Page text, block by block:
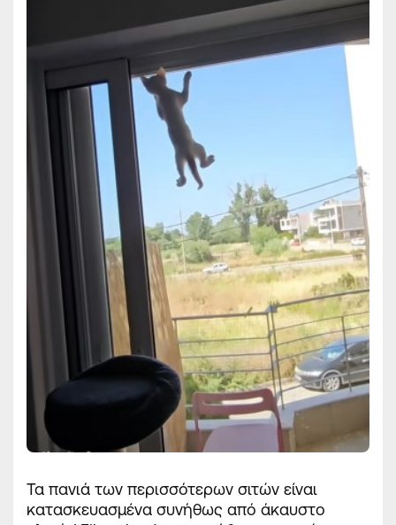
Τα πανιά των περισσότερων σιτών είναι
κατασκευασμένα συνήθως από άκαυστο